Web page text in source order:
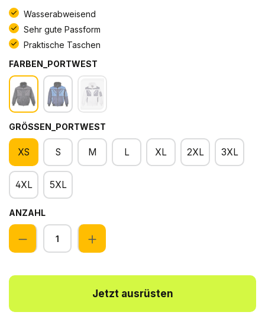
Wasserabweisend
Sehr gute Passform
Praktische Taschen
FARBEN_PORTWEST
GRÖSSEN_PORTWEST
XS S M L XL 2XL 3XL
4XL 5XL
ANZAHL
Anzahl
Jetzt ausrüsten